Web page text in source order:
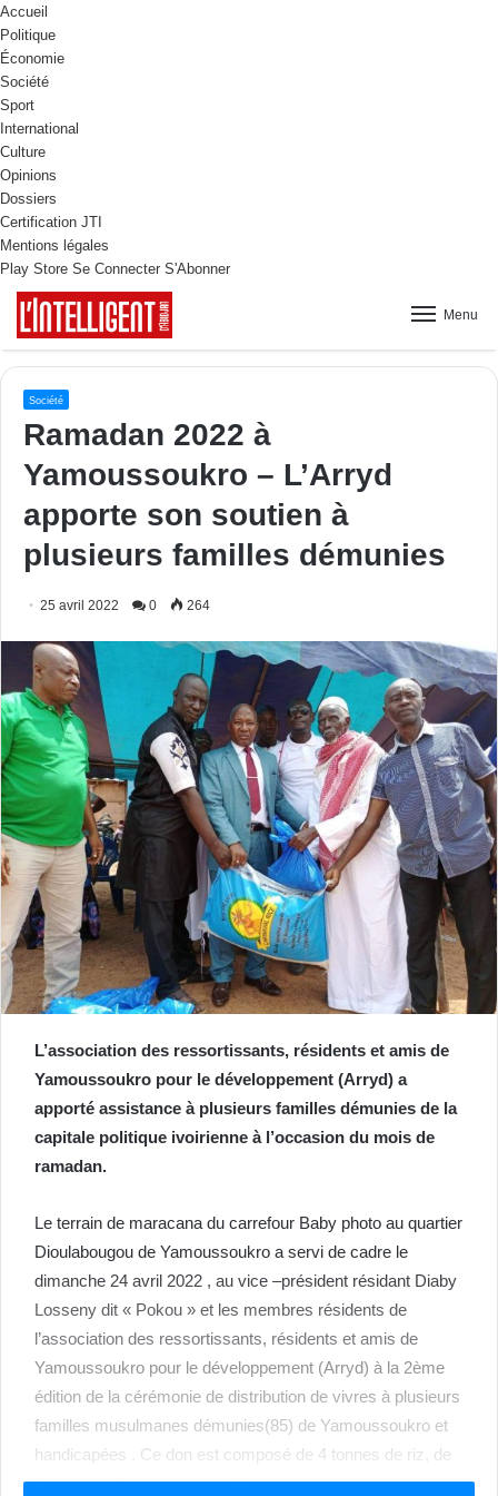
Accueil
Politique
Économie
Société
Sport
International
Culture
Opinions
Dossiers
Certification JTI
Mentions légales
Play Store Se Connecter S'Abonner
Menu
Société
Ramadan 2022 à
Yamoussoukro – L’Arryd
apporte son soutien à
plusieurs familles démunies
25 avril 2022 0 264
L’association des ressortissants, résidents et amis de
Yamoussoukro pour le développement (Arryd) a
apporté assistance à plusieurs familles démunies de la
capitale politique ivoirienne à l’occasion du mois de
ramadan.
Le terrain de maracana du carrefour Baby photo au quartier
Dioulabougou de Yamoussoukro a servi de cadre le
dimanche 24 avril 2022 , au vice –président résidant Diaby
Losseny dit « Pokou » et les membres résidents de
l’association des ressortissants, résidents et amis de
Yamoussoukro pour le développement (Arryd) à la 2ème
édition de la cérémonie de distribution de vivres à plusieurs
familles musulmanes démunies(85) de Yamoussoukro et
handicapées . Ce don est composé de 4 tonnes de riz, de
84 bidons d’huile raffinée, 280 paquets de pâtes